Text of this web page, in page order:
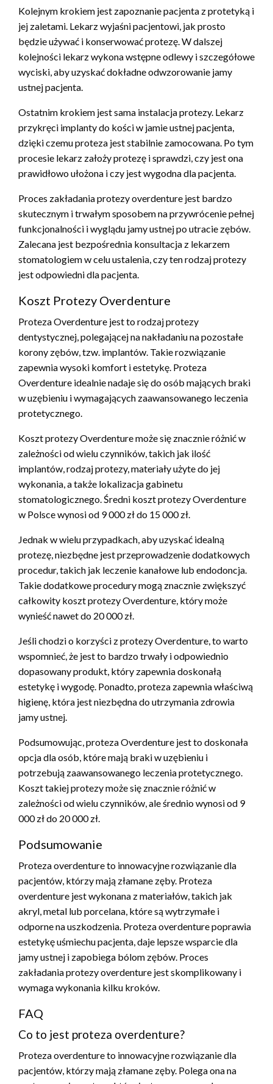
Kolejnym krokiem jest zapoznanie pacjenta z protetyką i
jej zaletami. Lekarz wyjaśni pacjentowi, jak prosto
będzie używać i konserwować protezę. W dalszej
kolejności lekarz wykona wstępne odlewy i szczegółowe
wyciski, aby uzyskać dokładne odwzorowanie jamy
ustnej pacjenta.
Ostatnim krokiem jest sama instalacja protezy. Lekarz
przykręci implanty do kości w jamie ustnej pacjenta,
dzięki czemu proteza jest stabilnie zamocowana. Po tym
procesie lekarz założy protezę i sprawdzi, czy jest ona
prawidłowo ułożona i czy jest wygodna dla pacjenta.
Proces zakładania protezy overdenture jest bardzo
skutecznym i trwałym sposobem na przywrócenie pełnej
funkcjonalności i wyglądu jamy ustnej po utracie zębów.
Zalecana jest bezpośrednia konsultacja z lekarzem
stomatologiem w celu ustalenia, czy ten rodzaj protezy
jest odpowiedni dla pacjenta.
Koszt Protezy Overdenture
Proteza Overdenture jest to rodzaj protezy
dentystycznej, polegającej na nakładaniu na pozostałe
korony zębów, tzw. implantów. Takie rozwiązanie
zapewnia wysoki komfort i estetykę. Proteza
Overdenture idealnie nadaje się do osób mających braki
w uzębieniu i wymagających zaawansowanego leczenia
protetycznego.
Koszt protezy Overdenture może się znacznie różnić w
zależności od wielu czynników, takich jak ilość
implantów, rodzaj protezy, materiały użyte do jej
wykonania, a także lokalizacja gabinetu
stomatologicznego. Średni koszt protezy Overdenture
w Polsce wynosi od 9 000 zł do 15 000 zł.
Jednak w wielu przypadkach, aby uzyskać idealną
protezę, niezbędne jest przeprowadzenie dodatkowych
procedur, takich jak leczenie kanałowe lub endodoncja.
Takie dodatkowe procedury mogą znacznie zwiększyć
całkowity koszt protezy Overdenture, który może
wynieść nawet do 20 000 zł.
Jeśli chodzi o korzyści z protezy Overdenture, to warto
wspomnieć, że jest to bardzo trwały i odpowiednio
dopasowany produkt, który zapewnia doskonałą
estetykę i wygodę. Ponadto, proteza zapewnia właściwą
higienę, która jest niezbędna do utrzymania zdrowia
jamy ustnej.
Podsumowując, proteza Overdenture jest to doskonała
opcja dla osób, które mają braki w uzębieniu i
potrzebują zaawansowanego leczenia protetycznego.
Koszt takiej protezy może się znacznie różnić w
zależności od wielu czynników, ale średnio wynosi od 9
000 zł do 20 000 zł.
Podsumowanie
Proteza overdenture to innowacyjne rozwiązanie dla
pacjentów, którzy mają złamane zęby. Proteza
overdenture jest wykonana z materiałów, takich jak
akryl, metal lub porcelana, które są wytrzymałe i
odporne na uszkodzenia. Proteza overdenture poprawia
estetykę uśmiechu pacjenta, daje lepsze wsparcie dla
jamy ustnej i zapobiega bólom zębów. Proces
zakładania protezy overdenture jest skomplikowany i
wymaga wykonania kilku kroków.
FAQ
Co to jest proteza overdenture?
Proteza overdenture to innowacyjne rozwiązanie dla
pacjentów, którzy mają złamane zęby. Polega ona na